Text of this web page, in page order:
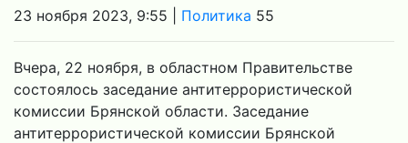
23 ноября 2023, 9:55 | Политика 55
Вчера, 22 ноября, в областном Правительстве
состоялось заседание антитеррористической
комиссии Брянской области. Заседание
антитеррористической комиссии Брянской